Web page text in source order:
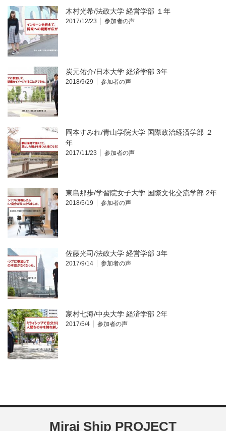
木村光希/法政大学 経営学部 １年
2017/12/23 参加者の声
炭元佑介/日本大学 経済学部 3年
2018/9/29 参加者の声
岡本すみれ/青山学院大学 国際政治経済学部 ２
年
2017/11/23 参加者の声
東島那歩/学習院女子大学 国際文化交流学部 2年
2018/5/19 参加者の声
佐藤光司/法政大学 経営学部 3年
2017/9/14 参加者の声
家村七海/中央大学 経済学部 2年
2017/5/4 参加者の声
Mirai Ship PROJECT